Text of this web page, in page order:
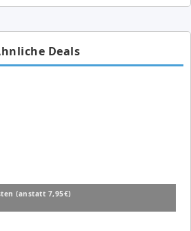
Deals
(anstatt 7,95€)